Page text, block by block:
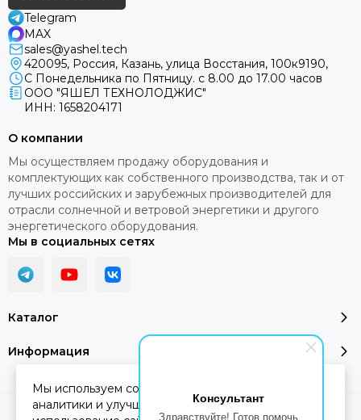
Консультант
Здравствуйте! Готов помочь
Telegram
MAX
sales@yashel.tech
420095, Россия, Казань, улица Восстания, 100к9190,
С Понедельника по Пятницу. с 8.00 до 17.00 часов
ООО "ЯШЕЛ ТЕХНОЛОДЖИС"
ИНН: 1658204171
Каталог
Информация
О компании
Мы осуществляем продажу оборудования и
комплектующих как собственного производства, так и от
лучших российских и зарубежных производителей для
отрасли солнечной и ветровой энергетики и другого
энергетического оборудования.
Мы в социальных сетях
2026 © YASHEL Technologies.Карта сайта
Мы используем cookie-файлы для работы сайта,
аналитики и улучшения сервиса. Продолжая